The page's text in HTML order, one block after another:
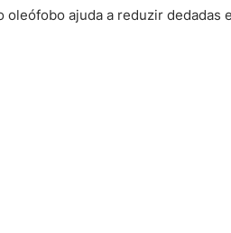
ajuda a reduzir dedadas